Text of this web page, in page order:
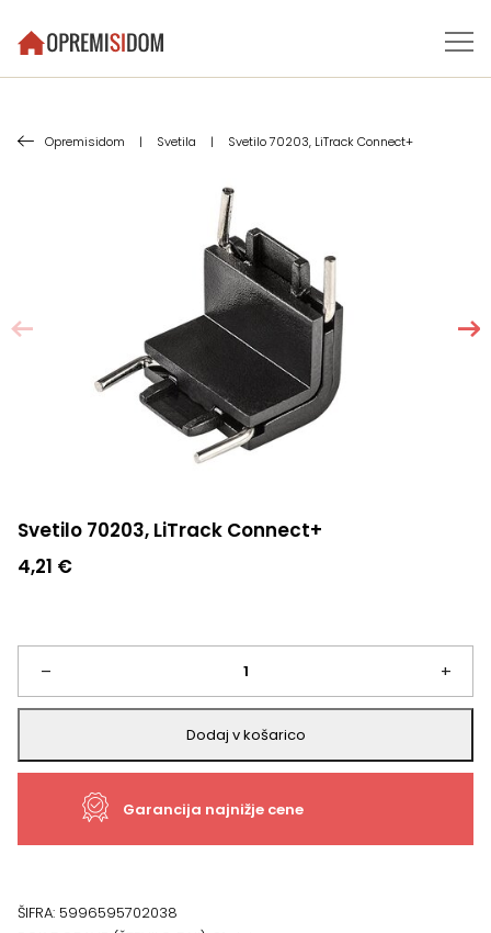
Opremisidom | Svetila | Svetilo 70203, LiTrack Connect+
Svetilo 70203, LiTrack Connect+
4,21 €
–
Svetilo
70203,
LiTrack
Connect+
+
Dodaj v košarico
Garancija najnižje cene
ŠIFRA: 5996595702038